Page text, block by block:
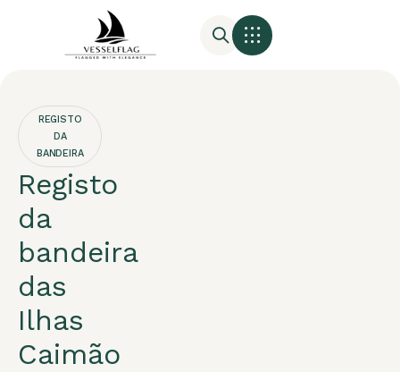
REGISTO
DA
BANDEIRA
Registo
da
bandeira
das
Ilhas
Caimão